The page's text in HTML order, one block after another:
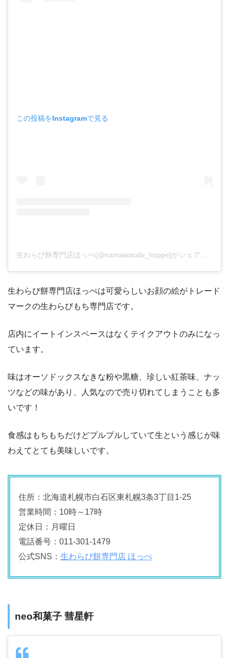
この投稿をInstagramで見る
生わらび餅専門店ほっぺ(@namawarabi_hoppe)がシェアした投稿
生わらび餅専門店ほっぺは可愛らしいお顔の絵がトレード
マークの生わらびもち専門店です。
店内にイートインスペースはなくテイクアウトのみになっ
ています。
味はオーソドックスなきな粉や黒糖、珍しい紅茶味、ナッ
ツなどの味があり、人気なので売り切れてしまうことも多
いです！
食感はもちもちだけどプルプルしていて生という感じが味
わえてとても美味しいです。
住所：北海道札幌市白石区東札幌3条3丁目1-25
営業時間：10時～17時
定休日：月曜日
電話番号：011-301-1479
公式SNS： 生わらび餅専門店 ほっぺ
neo和菓子 彗星軒